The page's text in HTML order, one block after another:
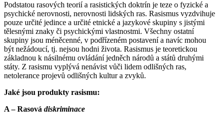
Podstatou rasových teorií a rasistických doktrín je teze o fyzické a
psychické nerovnosti, nerovnosti lidských ras. Rasismus vyzdvihuje
pouze určité jedince a určité etnické a jazykové skupiny s jistými
tělesnými znaky či psychickými vlastnostmi. Všechny ostatní
skupiny jsou méněcenné, v podřízeném postavení a navíc mohou
být nežádoucí, tj. nejsou hodni života. Rasismus je teoretickou
základnou k násilnému ovládání jedněch národů a států druhými
státy. Z rasismu vyplývá nenávist vůči lidem odlišných ras,
netolerance projevů odlišných kultur a zvyků.
Jaké jsou produkty rasismu:
A – Rasová diskriminace